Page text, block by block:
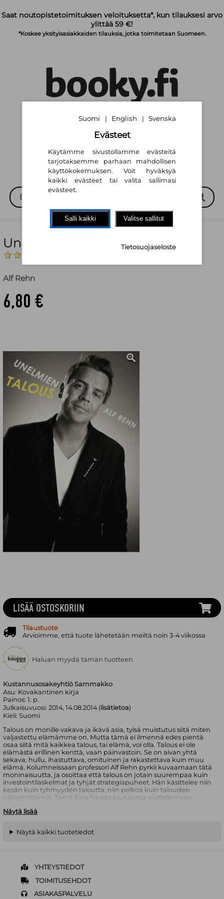
Saat noutopistetoimituksen veloituksetta*, kun tilauksesi arvo
ylittää 59 €!
*Koskee yksityisasiakkaiden tilauksia, jotka toimitetaan Suomeen.
Suomi | English | Svenska
Unelmien talous
Alf Rehn
6,80 €
Kustannusosakeyhtiö Sammakko
Asu: Kovakantinen kirja
Painos:1. p.
Julkaisuvuosi:2014, 14.08.2014 (lisätietoa)
Kieli:Suomi
Talous on monille vakava ja ikävä asia, tylsä muistutus siitä miten
valjastettu elämämme on. Mutta tämä ei ilmennä edes pientä
osaa siitä mitä kaikkea talous, tai elämä, voi olla. Talous ei ole
elämästä erillinen kenttä, vaan päinvastoin. Se on aivan yhtä
sekava, hullu, ihastuttava, omituinen ja rakastettava kuin muu
elämä. Kolumneissaan professori Alf Rehn pyrkii kuvaamaan tätä
moninaisuutta, ja osoittaa että talous on jotain suurempaa kuin
investointilaskelmat ja tyhjät strategiapuheet. Hän käsittelee niin
kesän kuin tyhmyyden taloutta, niin pelkoa kuin talouden
näkymättömiä. Tämä kirja haastaa lukijansa ajattelemaan
asioista. Näin, koska talouden ei tulisi olla vain pukumiesten ja
kiltteyttä.
Näytä lisää
LISÄÄ OSTOSKORIIN
Tilaustuote
Arvioimme, että tuote lähetetään meiltä noin 3-4 viikossa
Haluan myydä tämän tuotteen
Näytä kaikki tuotetiedot
YHTEYSTIEDOT
TOIMITUSEHDOT
ASIAKASPALVELU
Suomi | English | Svenska
Evästeet
Käytämme sivustollamme evästeitä
tarjotaksemme parhaan mahdollisen
käyttökokemuksen. Voit hyväksyä
kaikki evästeet tai valita sallimasi
evästeet.
Salli kaikki Valitse sallitut
Tietosuojaseloste